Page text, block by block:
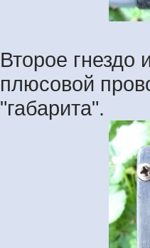
Второе гнездо
плюсовой
"габарита".